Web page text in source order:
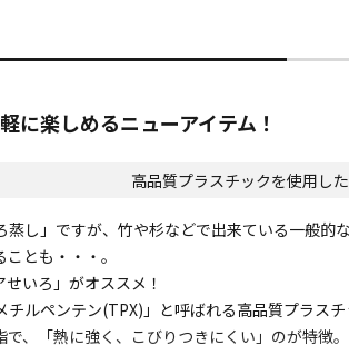
に楽しめるニューアイテム！
高品質プラスチックを使用し
し」ですが、竹や杉などで出来ている一般
とも・・・。
いろ」がオススメ！
ルペンテン(TPX)」と呼ばれる高品質プラスチ
、「熱に強く、こびりつきにくい」のが特